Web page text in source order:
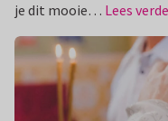
je dit mooie… Lees